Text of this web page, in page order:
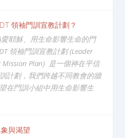
領袖門訓宣教計劃？
耶穌、用生命影響生命的門
領袖門訓宣教計劃 (Leader
Plan) 是一個神在平信
計劃，我們跨越不同教會的牆
在門訓小組中用生命影響生
與渴望